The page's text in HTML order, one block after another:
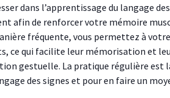
dans l’apprentissage du langage
afin de renforcer votre mémoire
fréquente, vous permettez à
ce qui facilite leur mémorisation et
gestuelle. La pratique régulière est
des signes et pour en faire un